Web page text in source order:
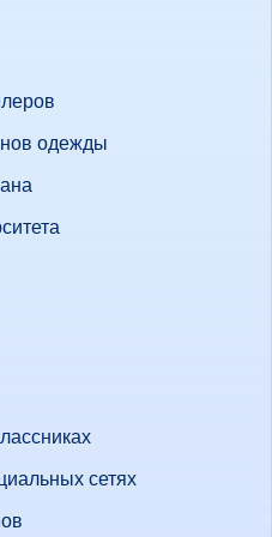
одежды
сетях